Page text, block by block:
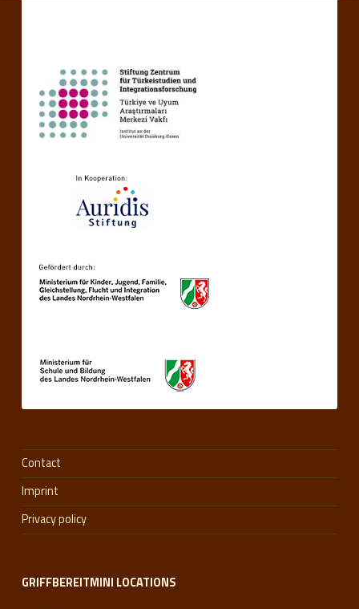
Contact
Imprint
Privacy policy
GRIFFBEREITMINI LOCATIONS